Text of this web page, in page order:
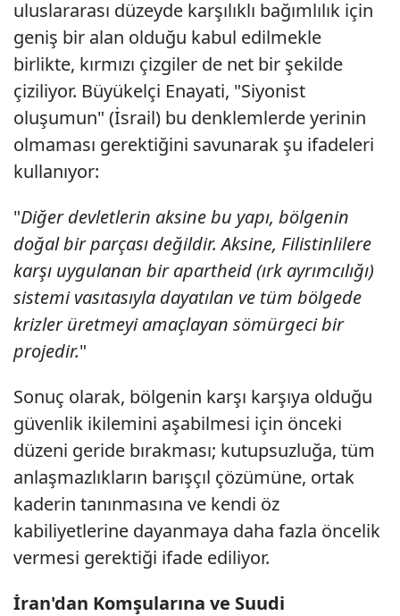
uluslararası düzeyde karşılıklı bağımlılık için
geniş bir alan olduğu kabul edilmekle
birlikte, kırmızı çizgiler de net bir şekilde
çiziliyor. Büyükelçi Enayati, "Siyonist
oluşumun" (İsrail) bu denklemlerde yerinin
olmaması gerektiğini savunarak şu ifadeleri
kullanıyor:
"Diğer devletlerin aksine bu yapı, bölgenin
doğal bir parçası değildir. Aksine, Filistinlilere
karşı uygulanan bir apartheid (ırk ayrımcılığı)
sistemi vasıtasıyla dayatılan ve tüm bölgede
krizler üretmeyi amaçlayan sömürgeci bir
projedir."
Sonuç olarak, bölgenin karşı karşıya olduğu
güvenlik ikilemini aşabilmesi için önceki
düzeni geride bırakması; kutupsuzluğa, tüm
anlaşmazlıkların barışçıl çözümüne, ortak
kaderin tanınmasına ve kendi öz
kabiliyetlerine dayanmaya daha fazla öncelik
vermesi gerektiği ifade ediliyor.
İran'dan Komşularına ve Suudi